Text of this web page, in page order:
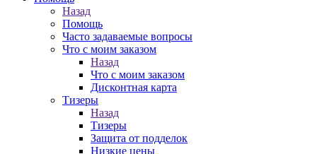
Назад
Помощь
Часто задаваемые вопросы
Что с моим заказом
Назад
Что с моим заказом
Дисконтная карта
Тизеры
Назад
Тизеры
Защита от подделок
Низкие цены